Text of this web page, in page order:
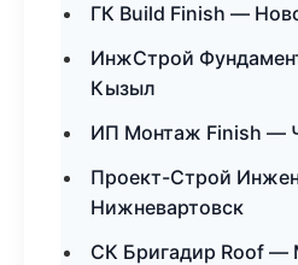
ГК Build Finish —
ИнжСтрой
Кызыл
ИП Монтаж Finish —
Проект-Строй
Нижневартовск
СК Бригадир Roof —